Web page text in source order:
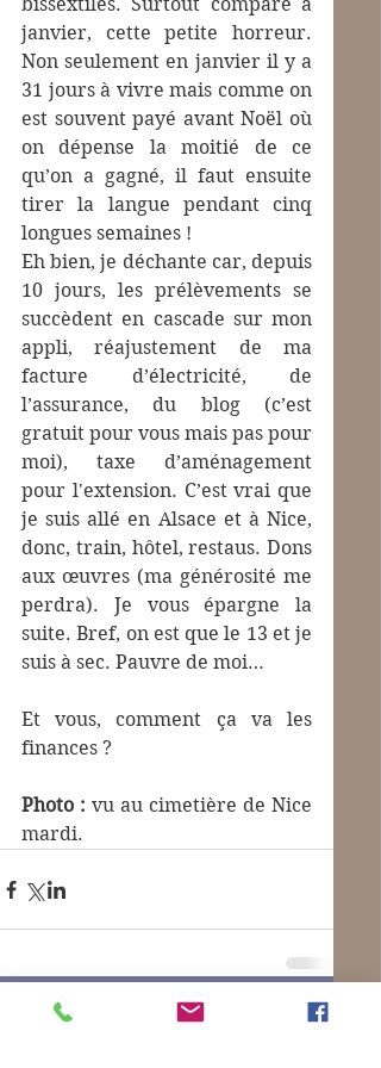
janvier, cette petite horreur.
Non seulement en janvier il y a
31 jours à vivre mais comme on
est souvent payé avant Noël où
on dépense la moitié de ce
qu’on a gagné, il faut ensuite
tirer la langue pendant cinq
longues semaines !
Eh bien, je déchante car, depuis
10 jours, les prélèvements se
succèdent en cascade sur mon
appli, réajustement de ma
facture d’électricité, de
l’assurance, du blog (c’est
gratuit pour vous mais pas pour
moi), taxe d’aménagement
pour l'extension. C’est vrai que
je suis allé en Alsace et à Nice,
donc, train, hôtel, restaus. Dons
aux œuvres (ma générosité me
perdra). Je vous épargne la
suite. Bref, on est que le 13 et je
suis à sec. Pauvre de moi…
Et vous, comment ça va les
finances ?
Photo : vu au cimetière de Nice
mardi.